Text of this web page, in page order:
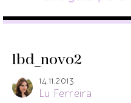
lbd_novo2
14.11.2013
Lu Ferreira